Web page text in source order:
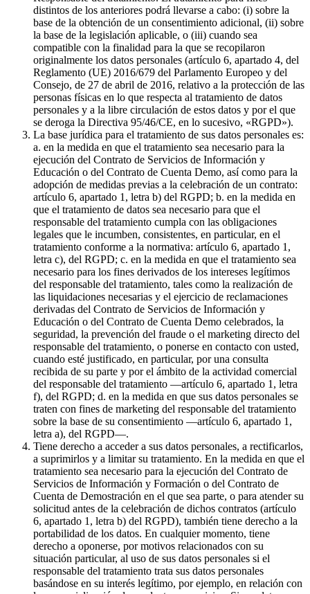
distintos de los anteriores podrá llevarse a cabo: (i) sobre la
base de la obtención de un consentimiento adicional, (ii) sobre
la base de la legislación aplicable, o (iii) cuando sea
compatible con la finalidad para la que se recopilaron
originalmente los datos personales (artículo 6, apartado 4, del
Reglamento (UE) 2016/679 del Parlamento Europeo y del
Consejo, de 27 de abril de 2016, relativo a la protección de las
personas físicas en lo que respecta al tratamiento de datos
personales y a la libre circulación de estos datos y por el que
se deroga la Directiva 95/46/CE, en lo sucesivo, «RGPD»).
La base jurídica para el tratamiento de sus datos personales es:
a. en la medida en que el tratamiento sea necesario para la
ejecución del Contrato de Servicios de Información y
Educación o del Contrato de Cuenta Demo, así como para la
adopción de medidas previas a la celebración de un contrato:
artículo 6, apartado 1, letra b) del RGPD; b. en la medida en
que el tratamiento de datos sea necesario para que el
responsable del tratamiento cumpla con las obligaciones
legales que le incumben, consistentes, en particular, en el
tratamiento conforme a la normativa: artículo 6, apartado 1,
letra c), del RGPD; c. en la medida en que el tratamiento sea
necesario para los fines derivados de los intereses legítimos
del responsable del tratamiento, tales como la realización de
las liquidaciones necesarias y el ejercicio de reclamaciones
derivadas del Contrato de Servicios de Información y
Educación o del Contrato de Cuenta Demo celebrados, la
seguridad, la prevención del fraude o el marketing directo del
responsable del tratamiento, o ponerse en contacto con usted,
cuando esté justificado, en particular, por una consulta
recibida de su parte y por el ámbito de la actividad comercial
del responsable del tratamiento —artículo 6, apartado 1, letra
f), del RGPD; d. en la medida en que sus datos personales se
traten con fines de marketing del responsable del tratamiento
sobre la base de su consentimiento —artículo 6, apartado 1,
letra a), del RGPD—.
Tiene derecho a acceder a sus datos personales, a rectificarlos,
a suprimirlos y a limitar su tratamiento. En la medida en que el
tratamiento sea necesario para la ejecución del Contrato de
Servicios de Información y Formación o del Contrato de
Cuenta de Demostración en el que sea parte, o para atender su
solicitud antes de la celebración de dichos contratos (artículo
6, apartado 1, letra b) del RGPD), también tiene derecho a la
portabilidad de los datos. En cualquier momento, tiene
derecho a oponerse, por motivos relacionados con su
situación particular, al uso de sus datos personales si el
responsable del tratamiento trata sus datos personales
basándose en su interés legítimo, por ejemplo, en relación con